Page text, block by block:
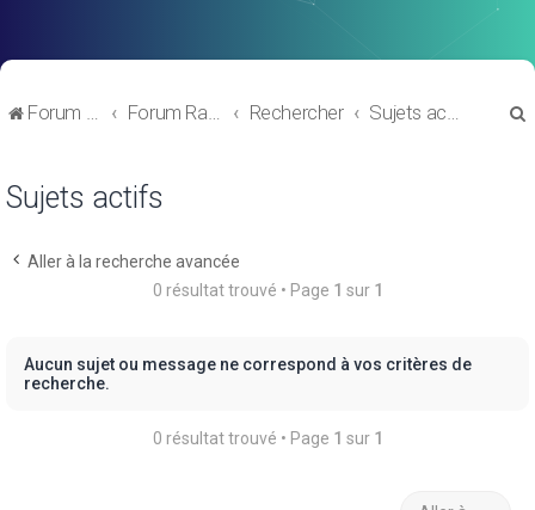
Forum de discussions sur le Regroupement de Crédits et le Rachat de Crédits Forum Rachat de Crédits Rechercher Sujets actifs
Sujets actifs
Aller à la recherche avancée
0 résultat trouvé • Page 1 sur 1
Aucun sujet ou message ne correspond à vos critères de
recherche.
0 résultat trouvé • Page 1 sur 1